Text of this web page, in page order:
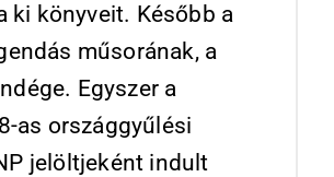
ki könyveit. Később a
műsorának, a
Egyszer a
as országgyűlési
jelöltjeként indult